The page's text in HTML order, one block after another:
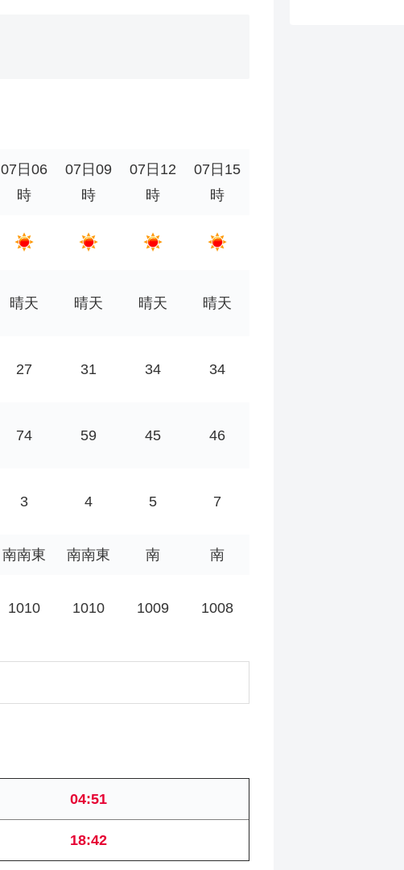
07日06
時
07日09
時
07日12
時
07日15
時
晴天 晴天 晴天 晴天
27 31 34 34
74 59 45 46
3 4 5 7
南南東 南南東 南 南
1010 1010 1009 1008
04:51
18:42